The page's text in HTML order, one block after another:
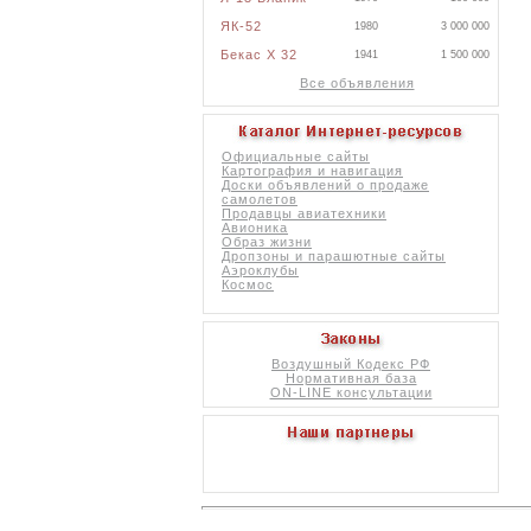
ЯК-52 1980 3 000 000
Бекас X 32 1941 1 500 000
Все объявления
Официальные сайты
Картография и навигация
Доски объявлений о продаже
самолетов
Продавцы авиатехники
Авионика
Образ жизни
Дропзоны и парашютные сайты
Аэроклубы
Космос
Воздушный Кодекс РФ
Нормативная база
ON-LINE консультации